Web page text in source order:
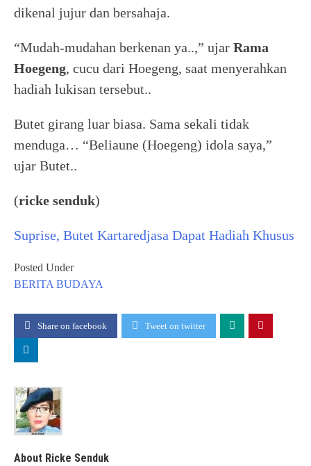
dikenal jujur dan bersahaja.
“Mudah-mudahan berkenan ya..,” ujar Rama
Hoegeng, cucu dari Hoegeng, saat menyerahkan
hadiah lukisan tersebut..
Butet girang luar biasa. Sama sekali tidak
menduga… “Beliaune (Hoegeng) idola saya,”
ujar Butet..
(ricke senduk)
Suprise, Butet Kartaredjasa Dapat Hadiah Khusus
Posted Under
BERITA BUDAYA
Share on facebook Tweet on twitter
About Ricke Senduk